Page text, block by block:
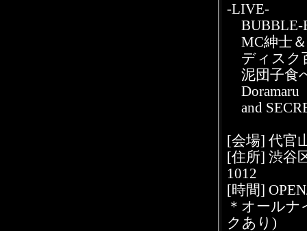
-LIVE-
BUBBLE-
MC紳士
ディスク
泥団子食
Doramaru
and
[会場] 代官
[住所] 渋谷
1012
[時間]
＊オール
クあり)